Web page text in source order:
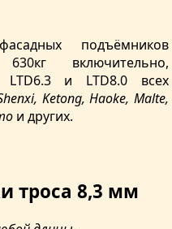
подъёмников
включительно,
LTD6.3 и LTD8.0 всех
Ketong, Haoke, Malte,
и других.
троса 8,3 мм